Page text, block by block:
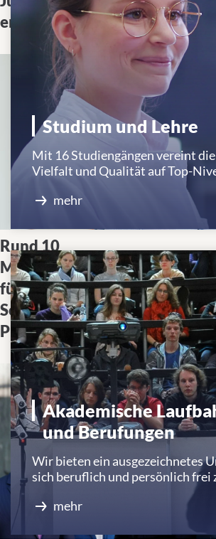
entschieden!
Lehrpreise an
Dozierende verliehen.
Rund 10
Millionen Euro
für Clinician
Scientist
Programme
Förderung schlägt
zwischen Labor
und stärkt
Nachwuchs in der
Forschung
Studium und Lehre
Mit 16 Studiengängen vereint die
Vielfalt und Qualität auf Top-
mehr
Akademische
und Berufungen
Wir bieten ein ausgezeichnetes